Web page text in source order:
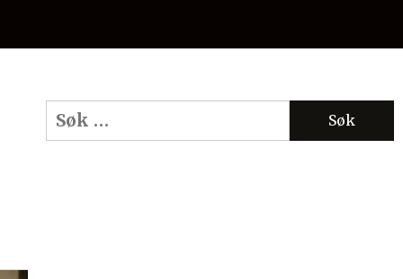
Søk
etter: